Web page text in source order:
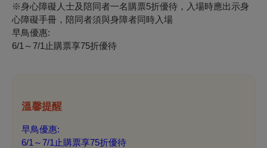
※身心障礙人士及陪同者一名購票5折優待，入場時應出示身
心障礙手冊，陪同者須與身障者同時入場
早鳥優惠:
6/1～7/1止購票享75折優待
溫馨提醒
早鳥優惠:
6/1～7/1止購票享75折優待